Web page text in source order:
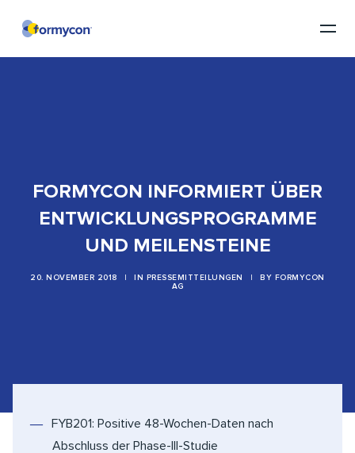
FORMYCON INFORMIERT ÜBER
ENTWICKLUNGSPROGRAMME
UND MEILENSTEINE
20. NOVEMBER 2018 IN PRESSEMITTEILUNGEN BY FORMYCON
AG
FYB201: Positive 48-Wochen-Daten nach
Abschluss der Phase-III-Studie